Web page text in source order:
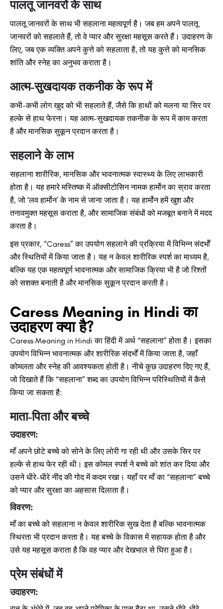
पालतू जानवरों के साथ
पालतू जानवरों के साथ भी सहलाना महत्वपूर्ण है। जब हम अपने पालतू
जानवरों को सहलाते हैं, तो वे प्यार और सुरक्षा महसूस करते हैं। उदाहरण के
लिए, जब एक व्यक्ति अपने कुत्ते को सहलाता है, तो यह कुत्ते को मानसिक
शांति और स्नेह का अनुभव कराता है।
आत्म-सुखदायक तकनीक के रूप में
कभी-कभी लोग खुद को भी सहलाते हैं, जैसे कि हाथों को मलना या सिर पर
हल्के से हाथ फेरना। यह आत्म-सुखदायक तकनीक के रूप में काम करता
है और मानसिक सुकून प्रदान करता है।
सहलाने के लाभ
सहलाना शारीरिक, मानसिक और भावनात्मक स्वास्थ्य के लिए लाभकारी
होता है। यह हमारे मस्तिष्क में ऑक्सीटोसिन नामक हार्मोन का स्राव करता
है, जो ‘लव हार्मोन’ के नाम से जाना जाता है। यह हार्मोन हमें खुश और
तनावमुक्त महसूस कराता है, और सामाजिक संबंधों को मजबूत बनाने में मदद
करता है।
इस प्रकार, “Caress” का उपयोग सहलाने की प्रक्रिया में विभिन्न संदर्भों
और स्थितियों में किया जाता है। यह न केवल शारीरिक स्पर्श का माध्यम है,
बल्कि यह एक महत्वपूर्ण भावनात्मक और सामाजिक क्रिया भी है जो रिश्तों
को सशक्त बनाती है और मानसिक सुकून प्रदान करती है।
Caress Meaning in Hindi का
उदाहरण क्या है?
Caress Meaning in Hindi का हिंदी में अर्थ “सहलाना” होता है। इसका
उपयोग विभिन्न भावनात्मक और शारीरिक संदर्भों में किया जाता है, जहाँ
कोमलता और स्नेह की आवश्यकता होती है। नीचे कुछ उदाहरण दिए गए हैं,
जो दिखाते हैं कि “सहलाना” शब्द का उपयोग विभिन्न परिस्थितियों में कैसे
किया जा सकता है:
माता-पिता और बच्चे
उदाहरण:
माँ अपने छोटे बच्चे को सोने के लिए लोरी गा रही थी और उसके सिर पर
हल्के से हाथ फेर रही थी। इस कोमल स्पर्श ने बच्चे को शांत कर दिया और
उसने धीरे-धीरे नींद की गोद में कदम रखा। यहाँ पर माँ का “सहलाना” बच्चे
को प्यार और सुरक्षा का अहसास दिलाता है।
विवरण:
माँ का बच्चे को सहलाना न केवल शारीरिक सुख देता है बल्कि भावनात्मक
स्थिरता भी प्रदान करता है। यह बच्चे के विकास में सहायक होता है और
उसे यह महसूस कराता है कि वह प्यार और देखभाल से घिरा हुआ है।
प्रेम संबंधों में
उदाहरण: